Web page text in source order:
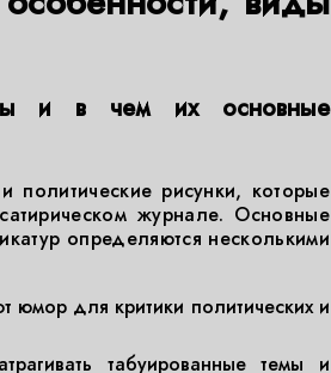
и в чем их основные
рисунки, которые
журнале. Основные
определяются несколькими
юмор для критики политических и
табуированные темы и